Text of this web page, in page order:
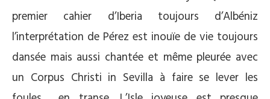
premier cahier d’Iberia toujours d’Albéniz
l’interprétation de Pérez est inouïe de vie toujours
dansée mais aussi chantée et même pleurée avec
un Corpus Christi in Sevilla à faire se lever les